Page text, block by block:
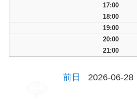
17:00
18:00
19:00
20:00
21:00
前日 2026-06-28